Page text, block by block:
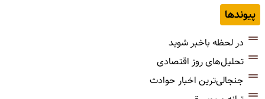
پیوندها
در لحظه باخبر شوید
تحلیل‌های روز اقتصادی
جنجالی‌ترین اخبار حوادث